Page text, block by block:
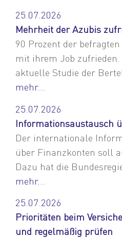
25.07.2026
Mehrheit der Azubis
90 Prozent der
mit ihrem Job
aktuelle Studie der
mehr...
25.07.2026
Informationsaustausch
Der internationale
über Finanzkonten soll
Dazu hat die
mehr...
25.07.2026
Prioritäten beim
und regelmäßig prüfen